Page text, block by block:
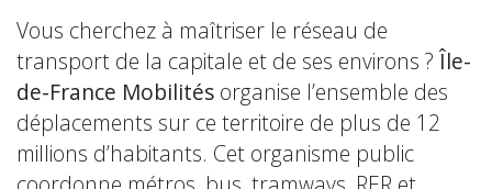
Vous cherchez à maîtriser le réseau de
transport de la capitale et de ses environs ?Île-
de-France Mobilités organise l’ensemble des
déplacements sur ce territoire de plus de 12
millions d’habitants. Cet organisme public